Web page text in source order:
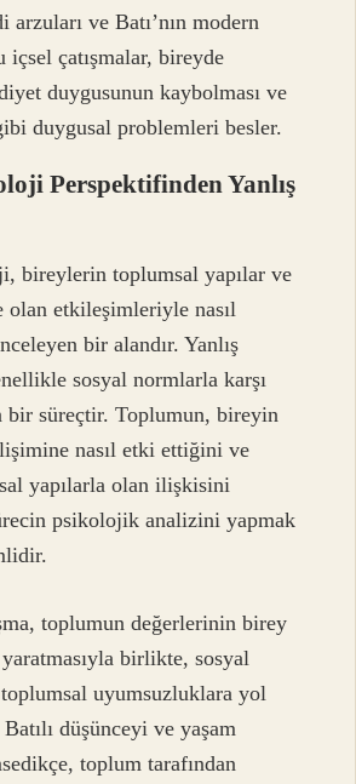
arzuları ve Batı’nın modern
içsel çatışmalar, bireyde
duygusunun kaybolması ve
duygusal problemleri besler.
Perspektifinden Yanlış
bireylerin toplumsal yapılar ve
olan etkileşimleriyle nasıl
bir alandır. Yanlış
sosyal normlarla karşı
bir süreçtir. Toplumun, bireyin
nasıl etki ettiğini ve
yapılarla olan ilişkisini
psikolojik analizini yapmak
toplumun değerlerinin birey
birlikte, sosyal
toplumsal uyumsuzluklara yol
düşünceyi ve yaşam
toplum tarafından